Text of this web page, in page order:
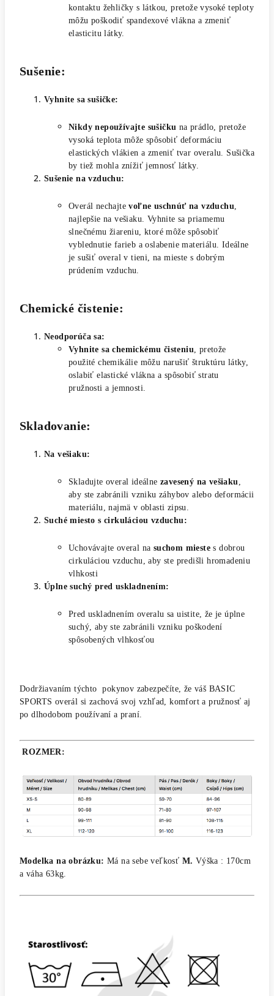
kontaktu žehličky s látkou, pretože vysoké teploty
môžu poškodiť spandexové vlákna a zmeniť
elasticitu látky.
Sušenie:
Vyhnite sa sušičke:
Nikdy nepoužívajte sušičku na prádlo, pretože
vysoká teplota môže spôsobiť deformáciu
elastických vlákien a zmeniť tvar overalu. Sušička
by tiež mohla znížiť jemnosť látky.
Sušenie na vzduchu:
Overál nechajtevoľne uschnúť na vzduchu
najlepšie na vešiaku. Vyhnite sa priamemu
slnečnému žiareniu, ktoré môže spôsobiť
vyblednutie farieb a oslabenie materiálu. Ideálne
je sušiť overal v tieni, na mieste s dobrým
prúdením vzduchu.
Chemické čistenie:
Neodporúča sa:
Vyhnite sa chemickému čisteniu , pretože
použité chemikálie môžu narušiť štruktúru látky,
oslabiť elastické vlákna a spôsobiť stratu
pružnosti a jemnosti.
Skladovanie:
Na vešiaku:
Skladujte overal ideálne zavesený na vešiaku
aby ste zabránili vzniku záhybov alebo deformácii
materiálu, najmä v oblasti zipsu.
Suché miesto s cirkuláciou vzduchu:
Uchovávajte overal na suchom mieste s dobrou
cirkuláciou vzduchu, aby ste predišli hromadeniu
vlhkosti
Úplne suchý pred uskladnením:
Pred uskladnením overalu sa uistite, že je úplne
suchý, aby ste zabránili vzniku poškodení
spôsobených vlhkosťou
Dodržiavaním týchto pokynov zabezpečíte, že váš BASIC
SPORTS overál si zachová svoj vzhľad, komfort a pružnosť aj
po dlhodobom používaní a praní.
ROZMER :
Modelka na obrázku: Má na sebe veľkosť M. Výška : 170cm
a váha 63kg.